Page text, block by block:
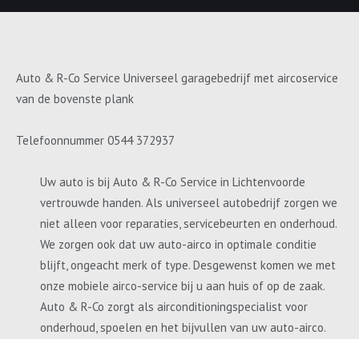
Auto & R-Co Service Universeel garagebedrijf met aircoservice
van de bovenste plank
Telefoonnummer 0544 372937
Uw auto is bij Auto & R-Co Service in Lichtenvoorde
vertrouwde handen. Als universeel autobedrijf zorgen we
niet alleen voor reparaties, servicebeurten en onderhoud.
We zorgen ook dat uw auto-airco in optimale conditie
blijft, ongeacht merk of type. Desgewenst komen we met
onze mobiele airco-service bij u aan huis of op de zaak.
Auto & R-Co zorgt als airconditioningspecialist voor
onderhoud, spoelen en het bijvullen van uw auto-airco.